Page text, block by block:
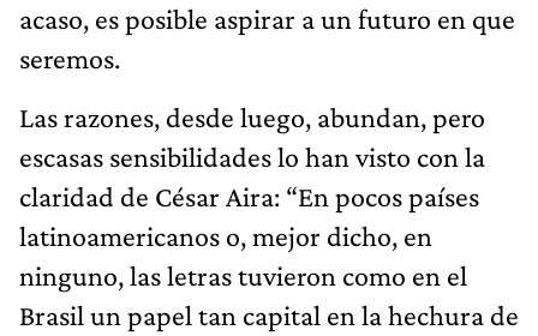
acaso, es posible aspirar a un futuro en que
seremos.
Las razones, desde luego, abundan, pero
escasas sensibilidades lo han visto con la
claridad de César Aira: “En pocos países
latinoamericanos o, mejor dicho, en
ninguno, las letras tuvieron como en el
Brasil un papel tan capital en la hechura de